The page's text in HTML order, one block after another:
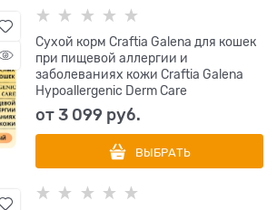
Сухой корм Craftia Galena для кошек
при пищевой аллергии и
заболеваниях кожи Craftia Galena
Hypoallergenic Derm Сare
от3 099 руб.
ВЫБРАТЬ